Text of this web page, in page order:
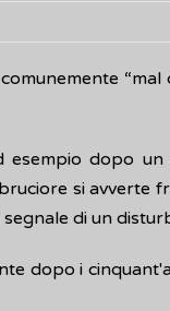
esempio dopo
si avverte
di un
dopo i